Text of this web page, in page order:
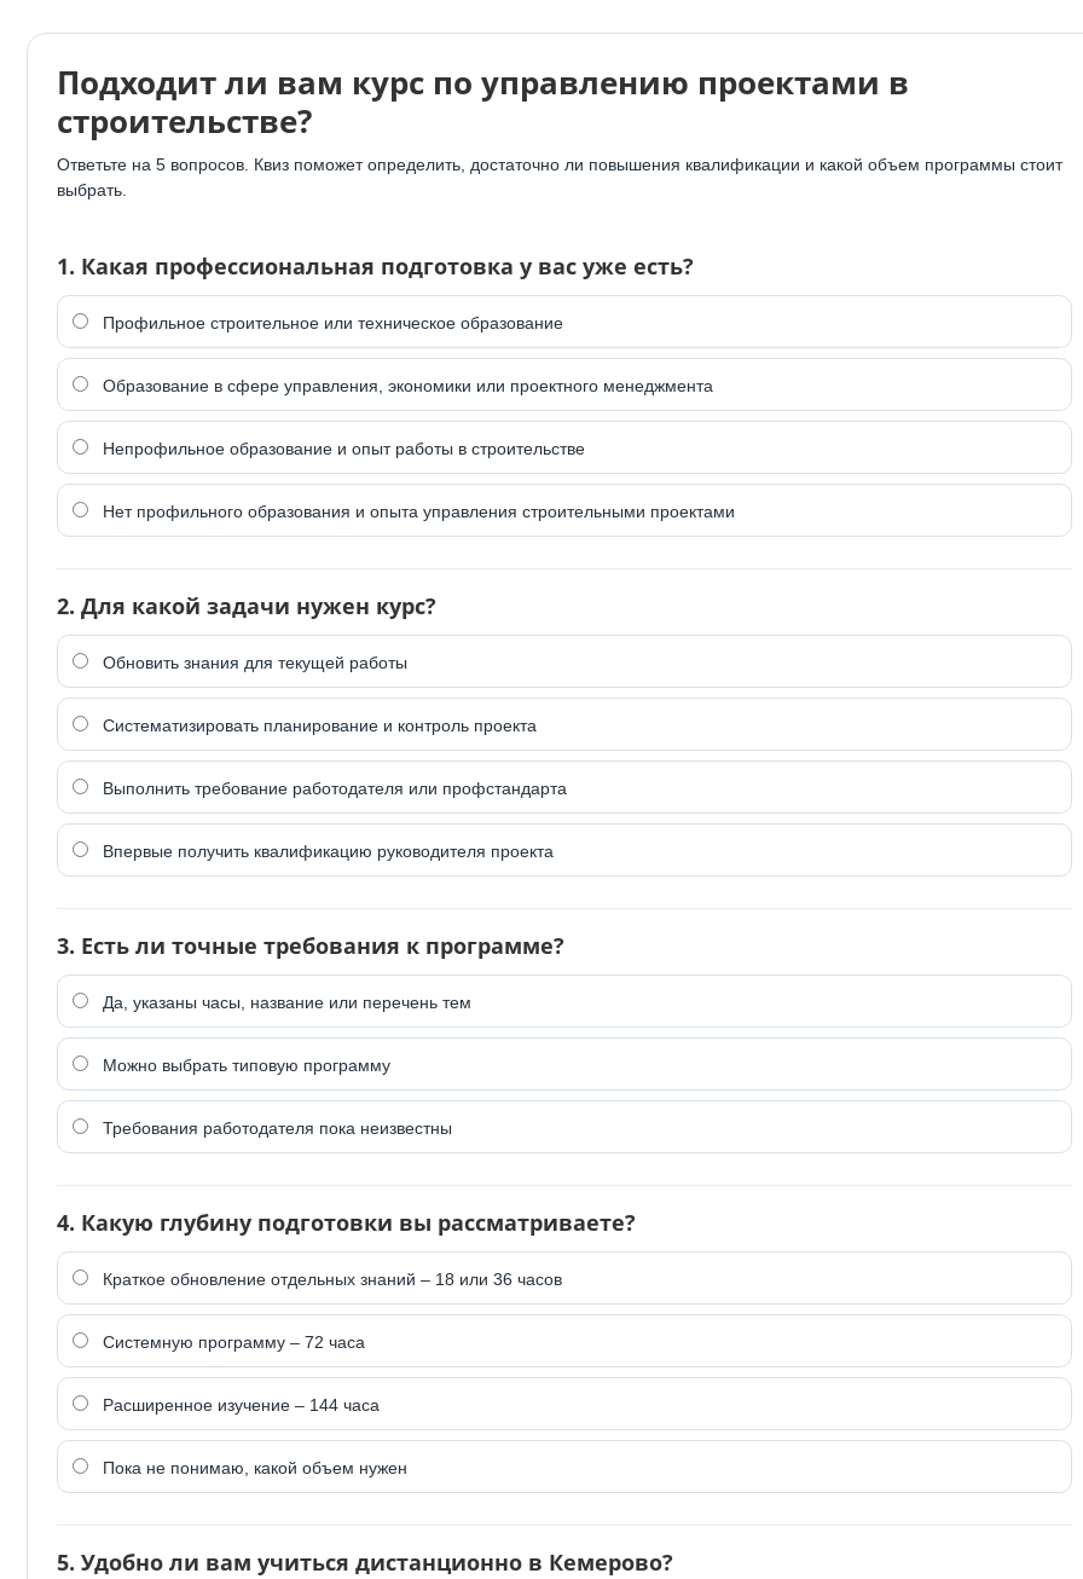
Подходит ли вам курс по управлению проектами в
строительстве?
Ответьте на 5 вопросов. Квиз поможет определить, достаточно ли повышения квалификации и какой объем программы стоит
выбрать.
1. Какая профессиональная подготовка у вас уже есть?
Профильное строительное или техническое образование
Образование в сфере управления, экономики или проектного менеджмента
Непрофильное образование и опыт работы в строительстве
Нет профильного образования и опыта управления строительными проектами
2. Для какой задачи нужен курс?
Обновить знания для текущей работы
Систематизировать планирование и контроль проекта
Выполнить требование работодателя или профстандарта
Впервые получить квалификацию руководителя проекта
3. Есть ли точные требования к программе?
Да, указаны часы, название или перечень тем
Можно выбрать типовую программу
Требования работодателя пока неизвестны
4. Какую глубину подготовки вы рассматриваете?
Краткое обновление отдельных знаний – 18 или 36 часов
Системную программу – 72 часа
Расширенное изучение – 144 часа
Пока не понимаю, какой объем нужен
5. Удобно ли вам учиться дистанционно в Кемерово?